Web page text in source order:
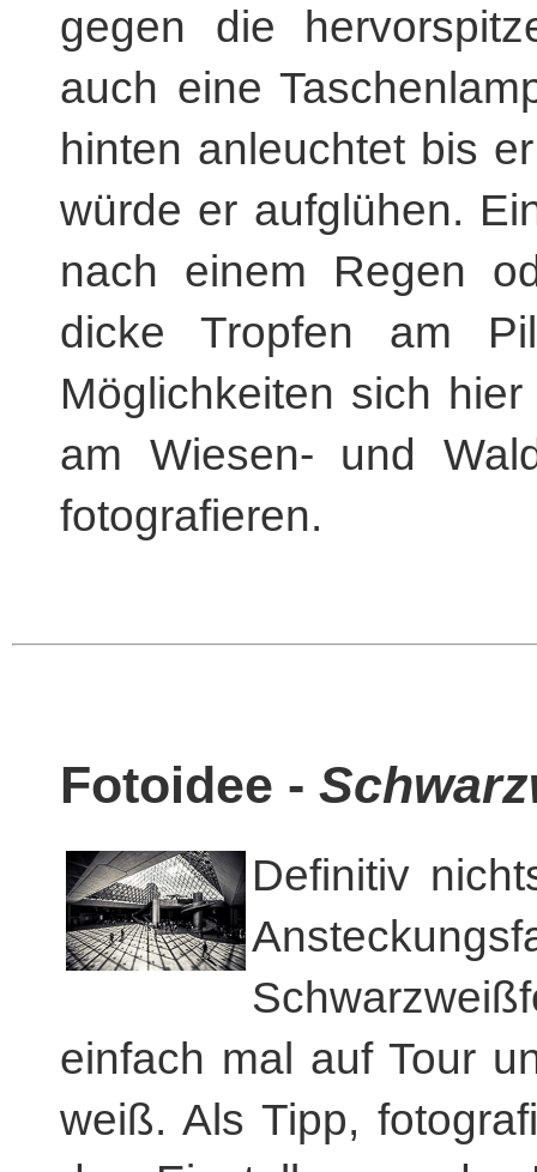
gegen die
auch eine
hinten anleuchtet bis
würde er aufglühen.
nach einem Regen
dicke Tropfen am
Möglichkeiten sich
am Wiesen- und
fotografieren.
Fotoidee -
Definitiv
einfach mal auf Tour
weiß. Als Tipp,